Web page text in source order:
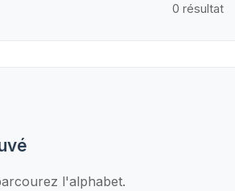
0 résultat
l'alphabet.